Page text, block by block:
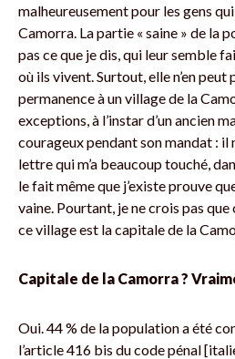
malheureusement pour les gens
Camorra. La partie « saine » de la
pas ce que je dis, qui leur semble
où ils vivent. Surtout, elle n’en peut
permanence à un village de la
exceptions, à l’instar d’un ancien
courageux pendant son mandat : il
lettre qui m’a beaucoup touché,
le fait même que j’existe prouve
vaine. Pourtant, je ne crois pas
ce village est la capitale de la
Capitale de la Camorra ?
Oui. 44 % de la population a été
l’article 416 bis du code pénal